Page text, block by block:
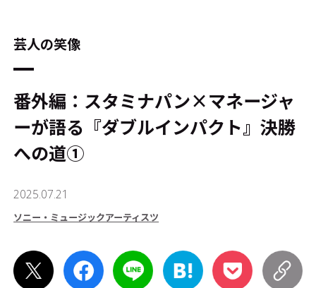
芸人の笑像
番外編：スタミナパン×マネージャ
ーが語る『ダブルインパクト』決勝
への道①
2025.07.21
ソニー・ミュージックアーティスツ